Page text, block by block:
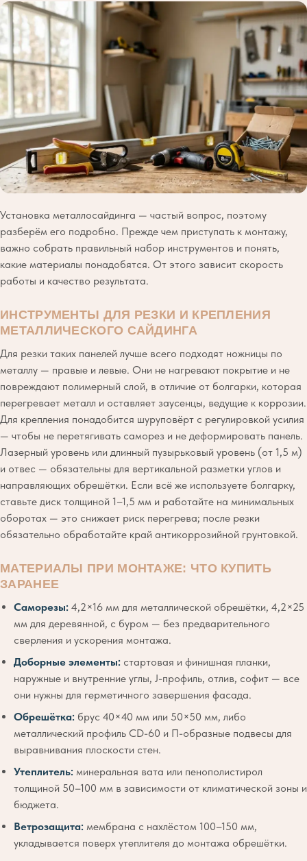
Установка металлосайдинга — частый вопрос, поэтому
разберём его подробно. Прежде чем приступать к монтажу,
важно собрать правильный набор инструментов и понять,
какие материалы понадобятся. От этого зависит скорость
работы и качество результата.
ИНСТРУМЕНТЫ ДЛЯ РЕЗКИ И КРЕПЛЕНИЯ
МЕТАЛЛИЧЕСКОГО САЙДИНГА
Для резки таких панелей лучше всего подходят ножницы по
металлу — правые и левые. Они не нагревают покрытие и не
повреждают полимерный слой, в отличие от болгарки, которая
перегревает металл и оставляет заусенцы, ведущие к коррозии.
Для крепления понадобится шуруповёрт с регулировкой усилия
— чтобы не перетягивать саморез и не деформировать панель.
Лазерный уровень или длинный пузырьковый уровень (от 1,5 м)
и отвес — обязательны для вертикальной разметки углов и
направляющих обрешётки. Если всё же используете болгарку,
ставьте диск толщиной 1–1,5 мм и работайте на минимальных
оборотах — это снижает риск перегрева; после резки
обязательно обработайте край антикоррозийной грунтовкой.
МАТЕРИАЛЫ ПРИ МОНТАЖЕ: ЧТО КУПИТЬ
ЗАРАНЕЕ
Саморезы: 4,2×16 мм для металлической обрешётки, 4,2×25
мм для деревянной, с буром — без предварительного
сверления и ускорения монтажа.
Доборные элементы: стартовая и финишная планки,
наружные и внутренние углы, J-профиль, отлив, софит — все
они нужны для герметичного завершения фасада.
Обрешётка: брус 40×40 мм или 50×50 мм, либо
металлический профиль CD-60 и П-образные подвесы для
выравнивания плоскости стен.
Утеплитель: минеральная вата или пенополистирол
толщиной 50–100 мм в зависимости от климатической зоны и
бюджета.
Ветрозащита: мембрана с нахлёстом 100–150 мм,
укладывается поверх утеплителя до монтажа обрешётки.